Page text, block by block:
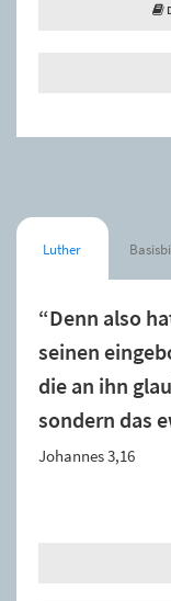
Luther
“Denn also
seinen
die an ihn
sondern das
Johannes 3,16